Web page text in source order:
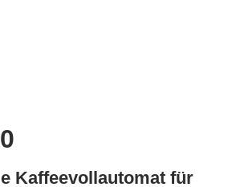
Kaffeevollautomat für